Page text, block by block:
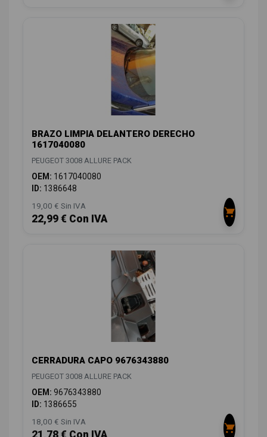
BRAZO LIMPIA DELANTERO DERECHO
1617040080
PEUGEOT 3008 ALLURE PACK
OEM: 1617040080
ID: 1386648
19,00 € Sin IVA
22,99 € Con IVA
CERRADURA CAPO 9676343880
PEUGEOT 3008 ALLURE PACK
OEM: 9676343880
ID: 1386655
18,00 € Sin IVA
21,78 € Con IVA